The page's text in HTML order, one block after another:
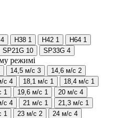
4 H38 1 H42 1 H64 1
SP21G 10 SP33G 4
режимі
14,5 м/с 3 14,6 м/с 2
с 4 18,1 м/с 1 18,4 м/с 1
1 19,6 м/с 1 20 м/с 4
с 4 21 м/с 1 21,3 м/с 1
1 23 м/с 2 24 м/с 4